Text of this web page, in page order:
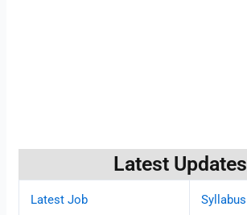
Latest Updates
Latest Job Syllabus